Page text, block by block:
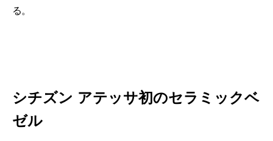
る。
シチズン アテッサ初のセラミックベ
ゼル